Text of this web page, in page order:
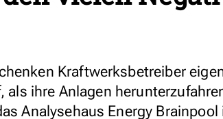
Kraftwerksbetreiber
als ihre Anlagen
Analysehaus Energy